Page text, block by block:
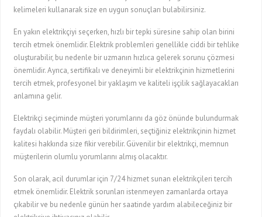
kelimeleri kullanarak size en uygun sonuçları bulabilirsiniz.
En yakın elektrikçiyi seçerken, hızlı bir tepki süresine sahip olan birini
tercih etmek önemlidir. Elektrik problemleri genellikle ciddi bir tehlike
oluşturabilir, bu nedenle bir uzmanın hızlıca gelerek sorunu çözmesi
önemlidir. Ayrıca, sertifikalı ve deneyimli bir elektrikçinin hizmetlerini
tercih etmek, profesyonel bir yaklaşım ve kaliteli işçilik sağlayacakları
anlamına gelir.
Elektrikçi seçiminde müşteri yorumlarını da göz önünde bulundurmak
faydalı olabilir. Müşteri geri bildirimleri, seçtiğiniz elektrikçinin hizmet
kalitesi hakkında size fikir verebilir. Güvenilir bir elektrikçi, memnun
müşterilerin olumlu yorumlarını almış olacaktır.
Son olarak, acil durumlar için 7/24 hizmet sunan elektrikçileri tercih
etmek önemlidir. Elektrik sorunları istenmeyen zamanlarda ortaya
çıkabilir ve bu nedenle günün her saatinde yardım alabileceğiniz bir